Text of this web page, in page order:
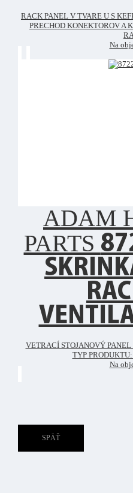
RACK PANEL V TVARE U S
PRECHOD KONEKTOROV A
Na
ADAM
PARTS
VETRACÍ STOJANOVÝ
TYP
Na
SPÄŤ